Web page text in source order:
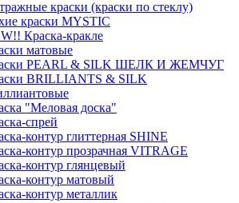
краски (краски по стеклу)
краски MYSTIC
Краска-кракле
матовые
PEARL & SILK ШЕЛК И ЖЕМЧУГ
BRILLIANTS & SILK
"Меловая доска"
спрей
контур глиттерная SHINE
контур прозрачная VITRAGE
контур глянцевый
контур матовый
контур металлик